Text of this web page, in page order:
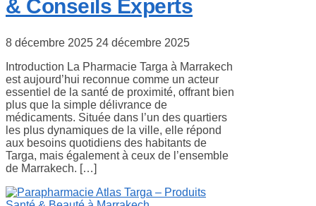
& Conseils Experts
8 décembre 2025 24 décembre 2025
Introduction La Pharmacie Targa à Marrakech
est aujourd’hui reconnue comme un acteur
essentiel de la santé de proximité, offrant bien
plus que la simple délivrance de
médicaments. Située dans l’un des quartiers
les plus dynamiques de la ville, elle répond
aux besoins quotidiens des habitants de
Targa, mais également à ceux de l’ensemble
de Marrakech. […]